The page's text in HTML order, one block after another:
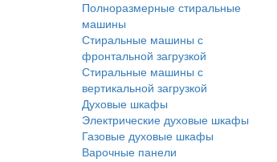
Полноразмерные стиральные
машины
Стиральные машины с
фронтальной загрузкой
Стиральные машины с
вертикальной загрузкой
Духовые шкафы
Электрические духовые шкафы
Газовые духовые шкафы
Варочные панели